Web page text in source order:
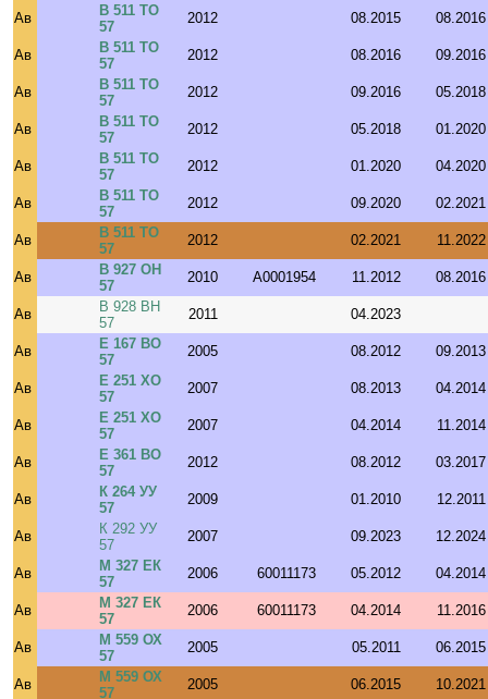
Ав
В 511 ТО
57
2012 08.2015 08.2016
Ав
В 511 ТО
57
2012 08.2016 09.2016
Ав
В 511 ТО
57
2012 09.2016 05.2018
Ав
В 511 ТО
57
2012 05.2018 01.2020
Ав
В 511 ТО
57
2012 01.2020 04.2020
Ав
В 511 ТО
57
2012 09.2020 02.2021
Ав
В 511 ТО
57
2012 02.2021 11.2022
Ав
В 927 ОН
57
2010 A0001954 11.2012 08.2016
Ав
В 928 ВН
57
2011 04.2023
Ав
Е 167 ВО
57
2005 08.2012 09.2013
Ав
Е 251 ХО
57
2007 08.2013 04.2014
Ав
Е 251 ХО
57
2007 04.2014 11.2014
Ав
Е 361 ВО
57
2012 08.2012 03.2017
Ав
К 264 УУ
57
2009 01.2010 12.2011
Ав
К 292 УУ
57
2007 09.2023 12.2024
Ав
М 327 ЕК
57
2006 60011173 05.2012 04.2014
Ав
М 327 ЕК
57
2006 60011173 04.2014 11.2016
Ав
М 559 ОХ
57
2005 05.2011 06.2015
Ав
М 559 ОХ
57
2005 06.2015 10.2021